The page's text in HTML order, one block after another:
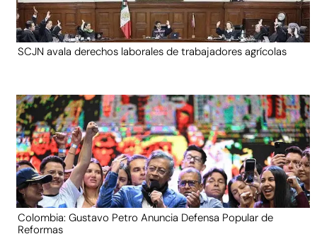
SCJN avala derechos laborales de trabajadores agrícolas
Colombia: Gustavo Petro Anuncia Defensa Popular de
Reformas